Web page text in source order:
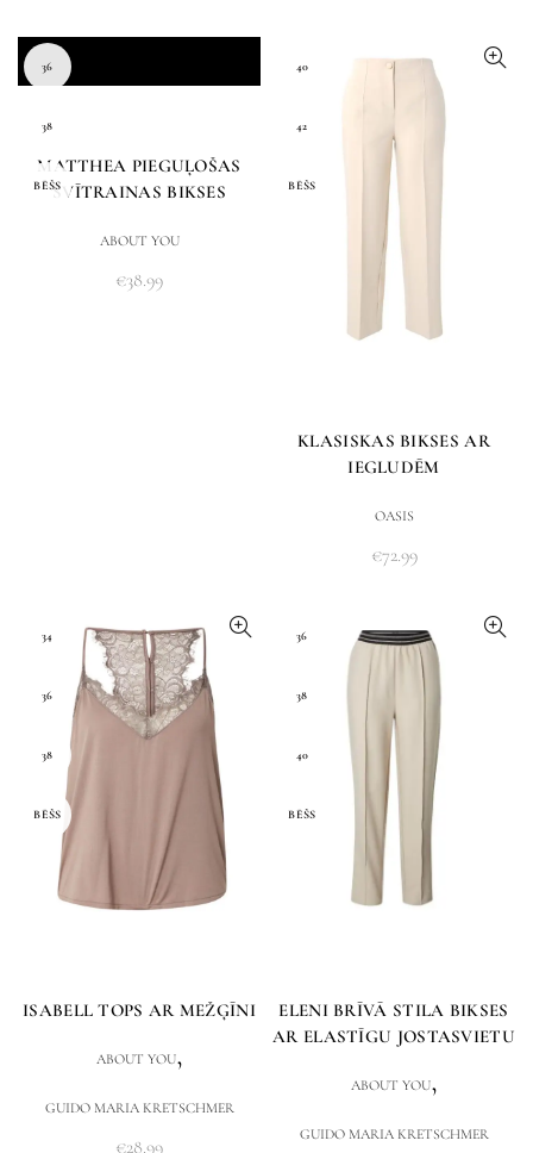
36
38
BĒŠS
MATTHEA PIEGUĻOŠAS
SVĪTRAINAS BIKSES
ABOUT YOU
€38.99
40
42
BĒŠS
KLASISKAS BIKSES AR
IEGLUDĒM
OASIS
€72.99
34
36
38
BĒŠS
ISABELL TOPS AR MEŽĢĪNI
ABOUT YOU,
GUIDO MARIA KRETSCHMER
€28.99
36
38
40
BĒŠS
ELENI BRĪVĀ STILA BIKSES
AR ELASTĪGU JOSTASVIETU
ABOUT YOU,
GUIDO MARIA KRETSCHMER